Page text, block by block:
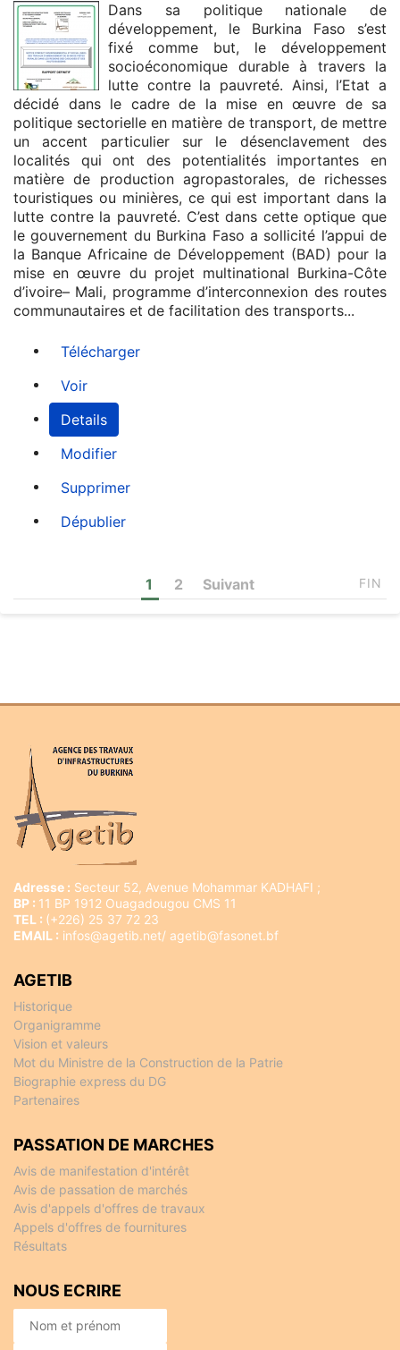
Dans sa politique nationale de
développement, le Burkina Faso s’est
fixé comme but, le développement
socioéconomique durable à travers la
lutte contre la pauvreté. Ainsi, l’Etat a
décidé dans le cadre de la mise en œuvre de sa
politique sectorielle en matière de transport, de mettre
un accent particulier sur le désenclavement des
localités qui ont des potentialités importantes en
matière de production agropastorales, de richesses
touristiques ou minières, ce qui est important dans la
lutte contre la pauvreté. C’est dans cette optique que
le gouvernement du Burkina Faso a sollicité l’appui de
la Banque Africaine de Développement (BAD) pour la
mise en œuvre du projet multinational Burkina-Côte
d’ivoire– Mali, programme d’interconnexion des routes
communautaires et de facilitation des transports...
Télécharger
Voir
Details
Modifier
Supprimer
Dépublier
1 2 Suivant FIN
Adresse : Secteur 52, Avenue Mohammar KADHAFI ;
BP : 11 BP 1912 Ouagadougou CMS 11
TEL : (+226) 25 37 72 23
EMAIL : infos@agetib.net/ agetib@fasonet.bf
AGETIB
Historique
Organigramme
Vision et valeurs
Mot du Ministre de la Construction de la Patrie
Biographie express du DG
Partenaires
PASSATION DE MARCHES
Avis de manifestation d'intérêt
Avis de passation de marchés
Avis d'appels d'offres de travaux
Appels d'offres de fournitures
Résultats
NOUS ECRIRE